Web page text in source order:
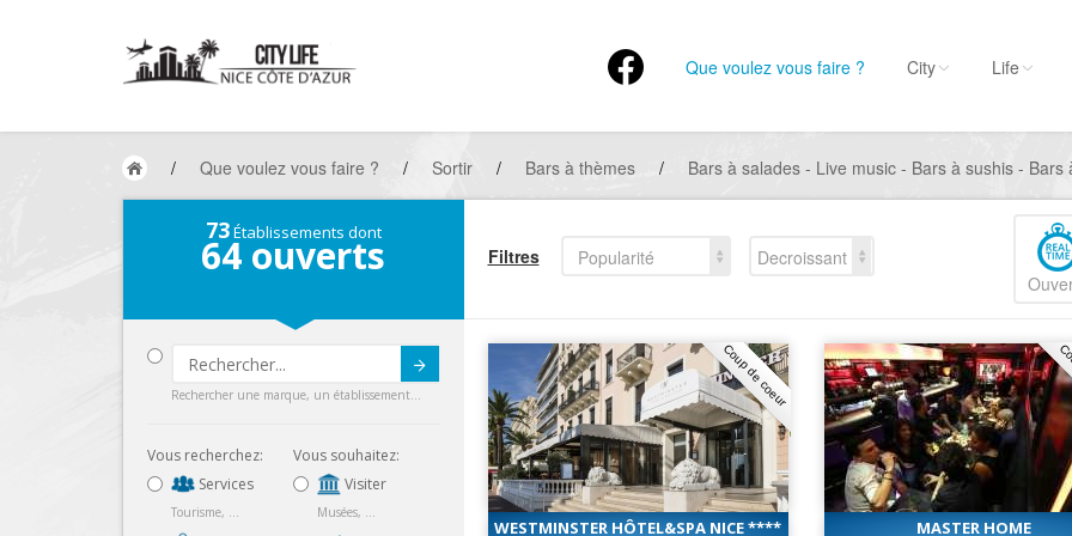
Que voulez vous faire ? City Life
/ Que voulez vous faire ? / Sortir / Bars à thèmes / Bars à salades - Live music - Bars à sushis -
73Établissements dont
64 ouverts
Rechercher une marque, un établissement...
Vous recherchez:
Services
Tourisme, ...
Vous souhaitez:
Visiter
Musées, ...
Filtres Popularité
Decroissant
Coup de coeur
WESTMINSTER HÔTEL&SPA NICE ****
MASTER HOME